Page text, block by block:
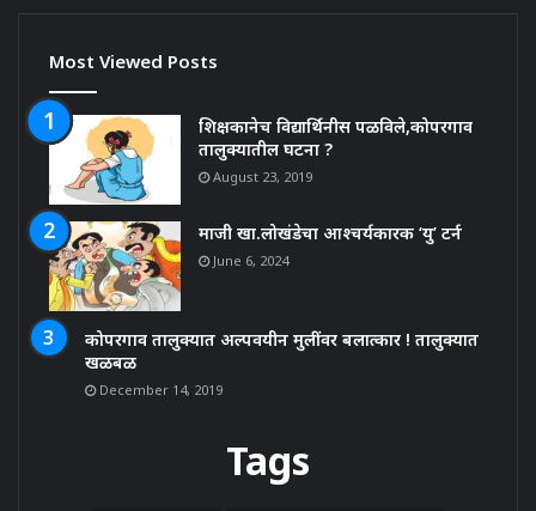
Most Viewed Posts
शिक्षकानेच विद्यार्थिनीस पळविले,कोपरगाव
तालुक्यातील घटना ?
August 23, 2019
माजी खा.लोखंडेचा आश्चर्यकारक ‘यु’ टर्न
June 6, 2024
कोपरगाव तालुक्यात अल्पवयीन मुलींवर बलात्कार ! तालुक्यात
खळबळ
December 14, 2019
Tags